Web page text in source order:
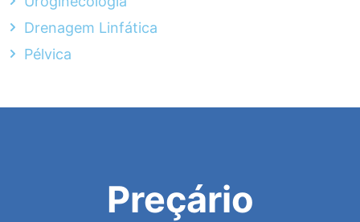
Drenagem Linfática
Pélvica
Preçário